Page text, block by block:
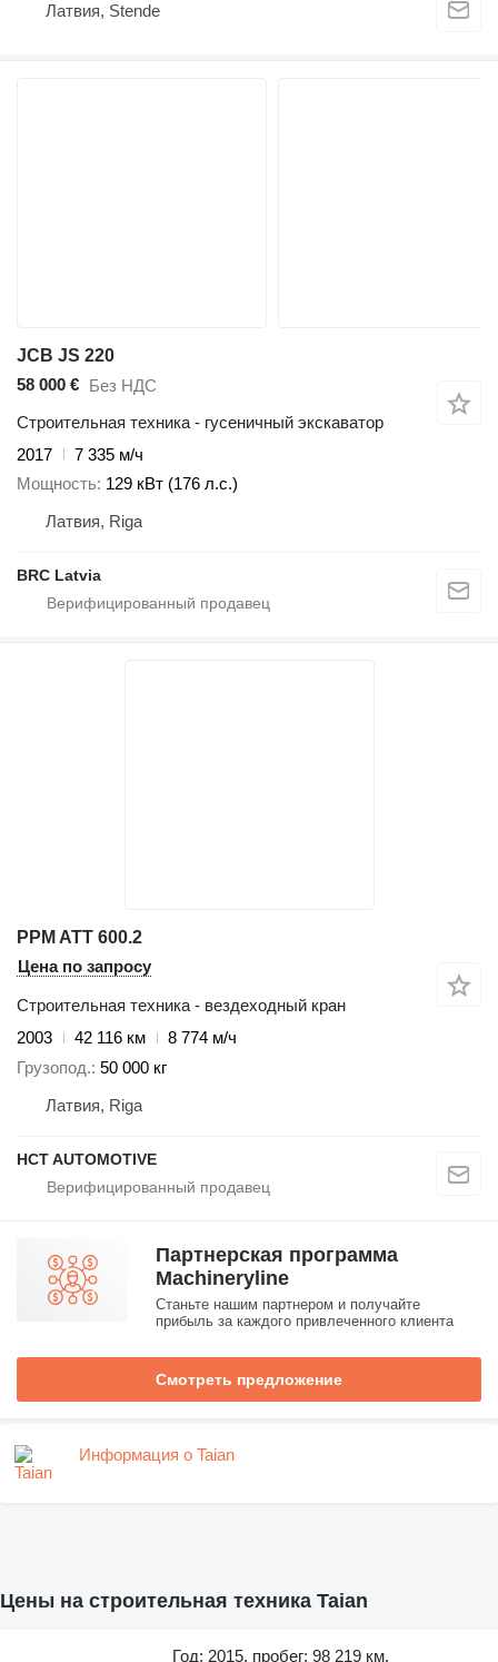
Латвия, Stende
JCB JS 220
58 000 € Без НДС
Строительная техника - гусеничный экскаватор
2017
7 335 м/ч
Мощность 129 кВт (176 л.с.)
Латвия, Riga
BRC Latvia
PPM ATT 600.2
Цена по запросу
Строительная техника - вездеходный кран
2003
42 116 км
8 774 м/ч
Грузопод. 50 000 кг
Латвия, Riga
HCT AUTOMOTIVE
Партнерская программа
Machineryline
Станьте нашим партнером и получайте
прибыль за каждого привлеченного клиента
Смотреть предложение
Информация о Taian
Цены на строительная техника Taian
Год: 2015, пробег: 98 219 км,